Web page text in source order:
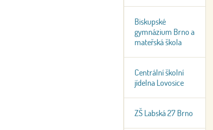
Biskupské
gymnázium Brno a
mateřská škola
Centrální školní
jídelna Lovosice
ZŠ Labská 27 Brno